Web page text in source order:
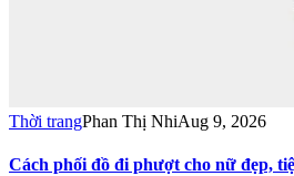
Thời trangPhan Thị NhiAug 9, 2026
Cách phối đồ đi phượt cho nữ đẹp,